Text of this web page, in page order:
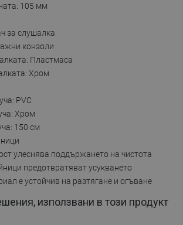
105 мм
за слушалка
конзоли
Пластмаса
Хром
PVC
Хром
150 см
улеснява поддържането на чистота
предотвратяват усукването
е устойчив на разтягане и огъване
използвани в този продукт